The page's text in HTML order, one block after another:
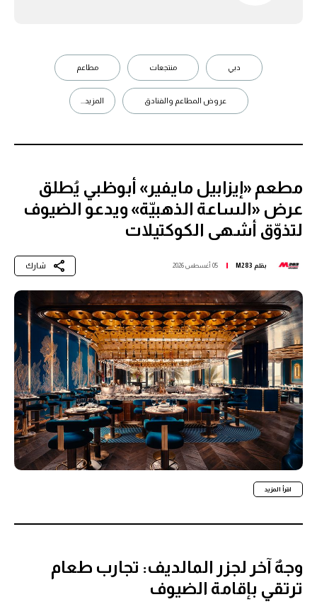
دبي منتجعات مطاعم
عروض المطاعم والفنادق المزيد...
مطعم «إيزابيل مايفير» أبوظبي يُطلق
عرض «الساعة الذهبيّة» ويدعو الضيوف
لتذوّق أشهى الكوكتيلات
بقلم M283 05 أغسطس 2026 شارك
اقرأ المزيد
وجهٌ آخر لجزر المالديف: تجارب طعام
ترتقي بإقامة الضيوف